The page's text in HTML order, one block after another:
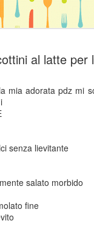
al latte per
mia adorata pdz mi
senza lievitante
salato morbido
fine